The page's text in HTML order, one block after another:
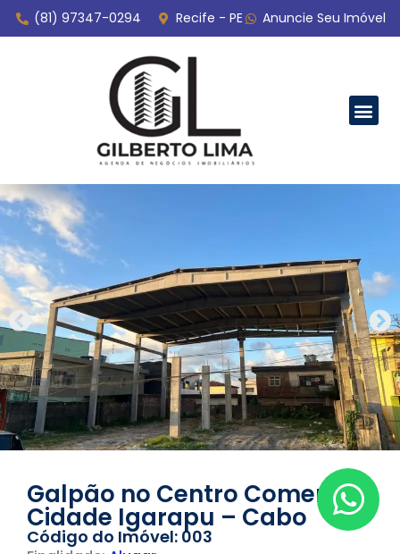
(81) 97347-0294 Recife - PE Anuncie Seu Imóvel
Galpão no Centro Comercial
Cidade Igarapu – Cabo
Código do Imóvel: 003